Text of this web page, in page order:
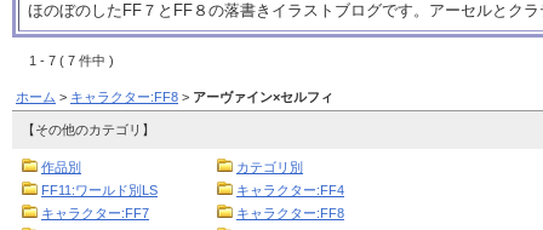
ほのぼのしたFF７とFF８の落書きイラストブログです。アーセルとク
1 - 7 ( 7 件中 )
ホーム > キャラクター:FF8 > アーヴァイン×セルフィ
【その他のカテゴリ】
作品別
カテゴリ別
FF11:ワールド別LS
キャラクター:FF4
キャラクター:FF7
キャラクター:FF8